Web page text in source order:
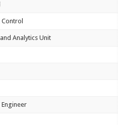
Analytics Unit